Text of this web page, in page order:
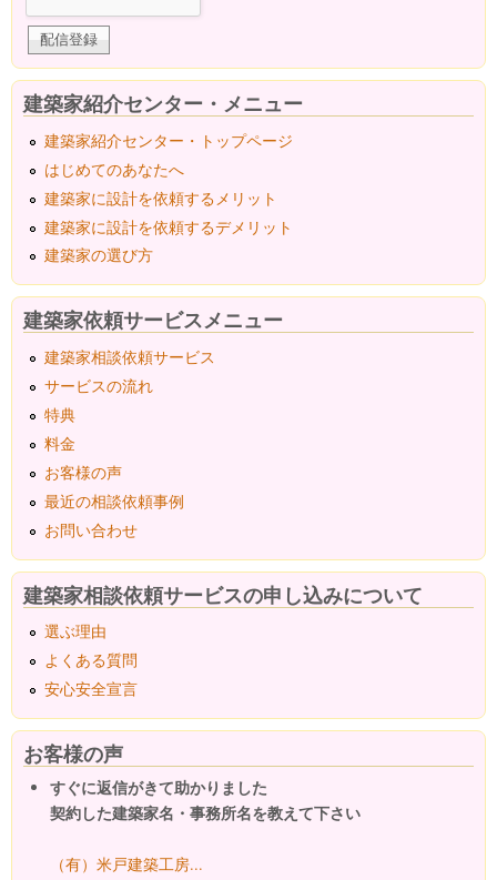
建築家紹介センター・メニュー
建築家紹介センター・トップページ
はじめてのあなたへ
建築家に設計を依頼するメリット
建築家に設計を依頼するデメリット
建築家の選び方
建築家依頼サービスメニュー
建築家相談依頼サービス
サービスの流れ
特典
料金
お客様の声
最近の相談依頼事例
お問い合わせ
建築家相談依頼サービスの申し込みについて
選ぶ理由
よくある質問
安心安全宣言
お客様の声
すぐに返信がきて助かりました
契約した建築家名・事務所名を教えて下さい
（有）米戸建築工房...